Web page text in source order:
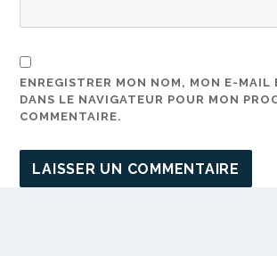
ENREGISTRER MON NOM, MON E-MAIL
DANS LE NAVIGATEUR POUR MON
COMMENTAIRE.